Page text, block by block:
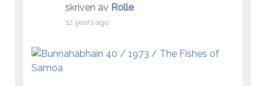
skriven av Rolle
12 years ago